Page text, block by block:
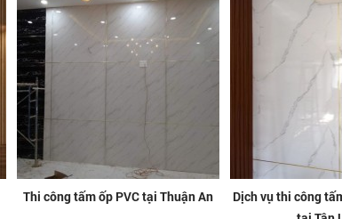
Thi công tấm ốp PVC tại Thuận An
Dịch vụ thi công